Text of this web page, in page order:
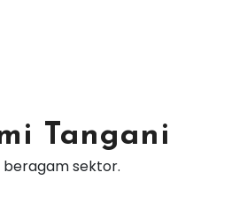
Tangani
beragam sektor.